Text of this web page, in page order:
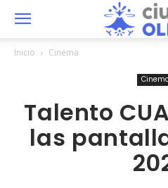
Inicio Cinema
Talento
las